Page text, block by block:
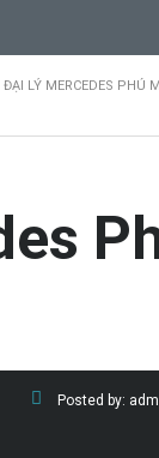
ĐẠI LÝ MERCEDES PHÚ
Posted by: